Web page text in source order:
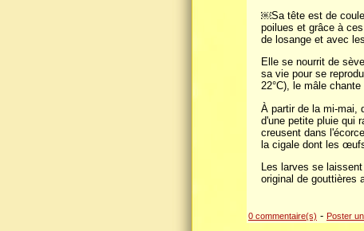
￼Sa tête est de
poilues et grâce à
de losange et avec
Elle se nourrit de
sa vie pour se
22°C), le mâle
À partir de la mi-mai,
d'une petite pluie qui
creusent dans
la cigale dont les
Les larves se
original de gouttières
0 commentaire(s) - Poster